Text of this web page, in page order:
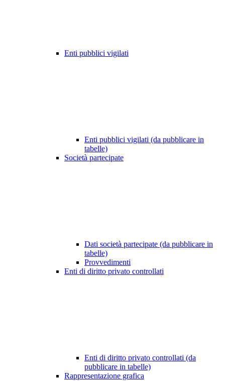
Enti pubblici vigilati
Enti pubblici vigilati (da pubblicare in
tabelle)
Società partecipate
Dati società partecipate (da pubblicare in
tabelle)
Provvedimenti
Enti di diritto privato controllati
Enti di diritto privato controllati (da
pubblicare in tabelle)
Rappresentazione grafica